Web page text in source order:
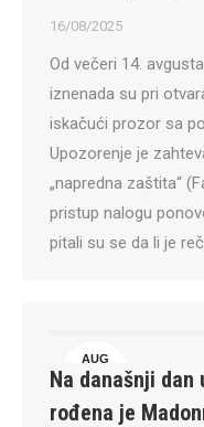
16/08/2025
Od večeri 14.
iznenada su pri
iskačući prozor sa
Upozorenje je
„napredna zaštita“
pristup nalogu
pitali su se da li je
AUG
16
Na današnji dan
rođena je